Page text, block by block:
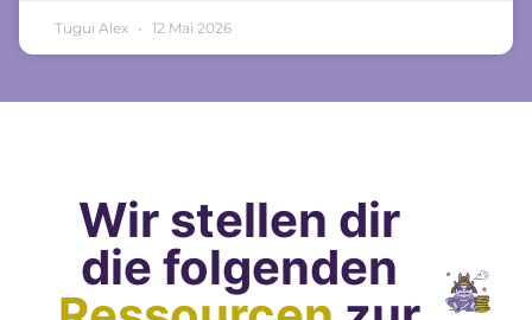
Tugui Alex 12 Mai 2026
Wir stellen dir
die folgenden